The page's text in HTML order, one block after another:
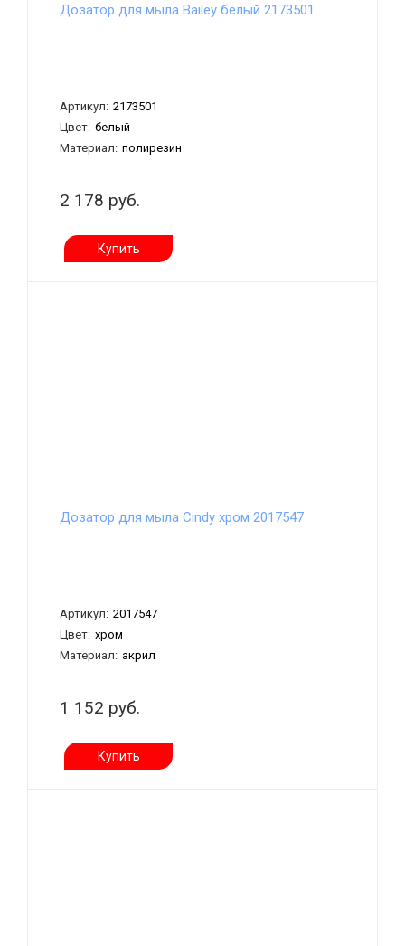
Дозатор для мыла Bailey белый 2173501
Артикул: 2173501
Цвет: белый
Материал: полирезин
2 178 руб.
Купить
Дозатор для мыла Cindy хром 2017547
Артикул: 2017547
Цвет: хром
Материал: акрил
1 152 руб.
Купить